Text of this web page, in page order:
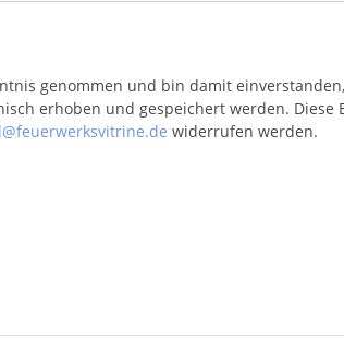
genommen und bin damit
erhoben und gespeichert werden. Diese
widerrufen werden.